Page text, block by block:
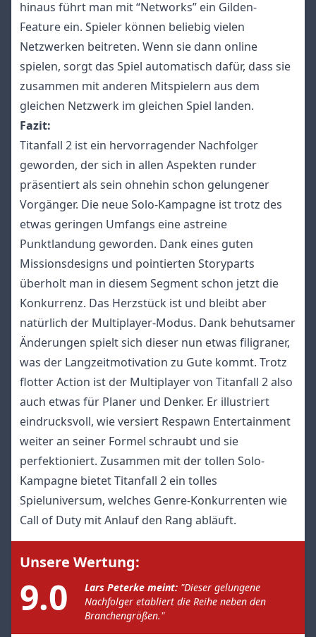
hinaus führt man mit “Networks” ein Gilden-
Feature ein. Spieler können beliebig vielen
Netzwerken beitreten. Wenn sie dann online
spielen, sorgt das Spiel automatisch dafür, dass sie
zusammen mit anderen Mitspielern aus dem
gleichen Netzwerk im gleichen Spiel landen.
Fazit:
Titanfall 2 ist ein hervorragender Nachfolger
geworden, der sich in allen Aspekten runder
präsentiert als sein ohnehin schon gelungener
Vorgänger. Die neue Solo-Kampagne ist trotz des
etwas geringen Umfangs eine astreine
Punktlandung geworden. Dank eines guten
Missionsdesigns und pointierten Storyparts
überholt man in diesem Segment schon jetzt die
Konkurrenz. Das Herzstück ist und bleibt aber
natürlich der Multiplayer-Modus. Dank behutsamer
Änderungen spielt sich dieser nun etwas filigraner,
was der Langzeitmotivation zu Gute kommt. Trotz
flotter Action ist der Multiplayer von Titanfall 2 also
auch etwas für Planer und Denker. Er illustriert
eindrucksvoll, wie versiert Respawn Entertainment
weiter an seiner Formel schraubt und sie
perfektioniert. Zusammen mit der tollen Solo-
Kampagne bietet Titanfall 2 ein tolles
Spieluniversum, welches Genre-Konkurrenten wie
Call of Duty mit Anlauf den Rang abläuft.
Unsere Wertung:
9.0 Lars Peterke meint: "Dieser gelungene
Nachfolger etabliert die Reihe neben den
Branchengrößen."